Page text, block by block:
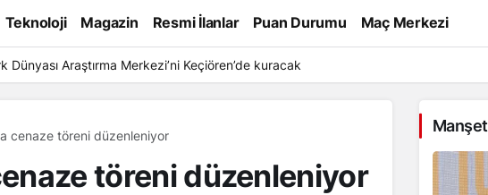
Teknoloji Magazin Resmi İlanlar Puan Durumu Maç Merkezi
Türk vatandaşlığı kazandıran suç örgütüne operasyon: 32 tutuklama
cenaze töreni düzenleniyor
töreni düzenleniyor
Manşet